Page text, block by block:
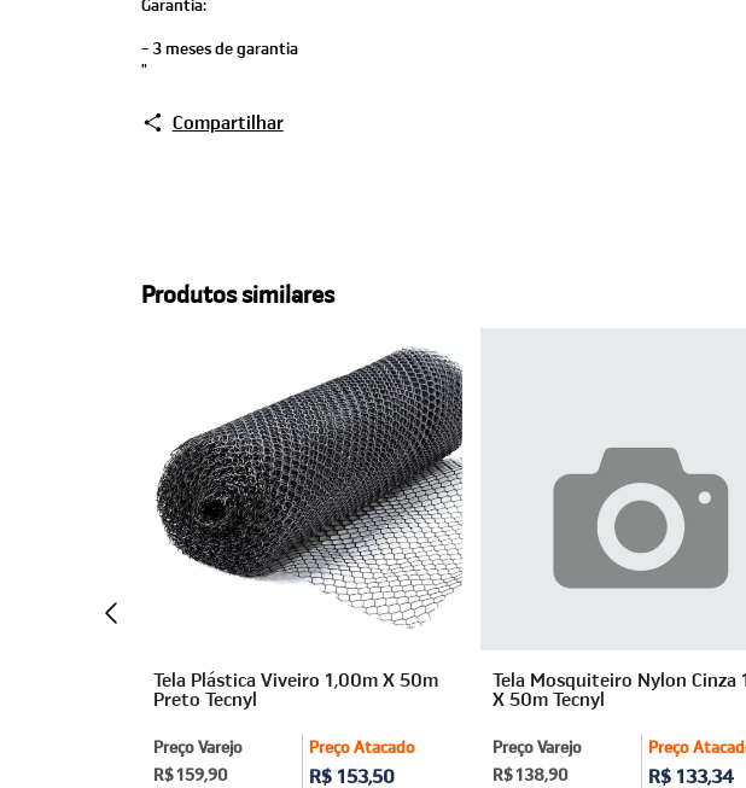
Garantia:
- 3 meses de garantia
"
Compartilhar
Produtos similares
Tela Plástica Viveiro 1,00m X 50m
Preto Tecnyl
Preço Atacado
R$ 153,50
Preço Varejo
R$ 159,90
Tela Mosquiteiro Nylon Cinza
X 50m Tecnyl
Preço
R$ 133,34
Preço Varejo
R$ 138,90